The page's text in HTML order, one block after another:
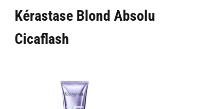
Kérastase Blond Absolu
Cicaflash